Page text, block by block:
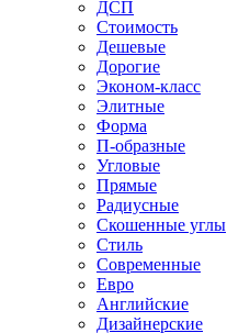
ДСП
Стоимость
Дешевые
Дорогие
Эконом-класс
Элитные
Форма
П-образные
Угловые
Прямые
Радиусные
Скошенные углы
Стиль
Современные
Евро
Английские
Дизайнерские